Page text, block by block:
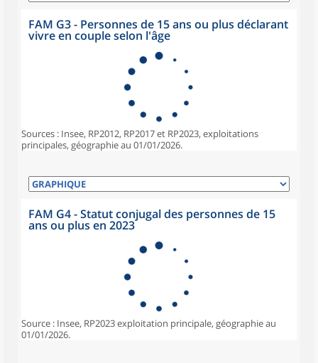
FAM G3 - Personnes de 15 ans ou plus déclarant
vivre en couple selon l'âge
Sources : Insee, RP2012, RP2017 et RP2023, exploitations
principales, géographie au 01/01/2026.
FAM G4 - Statut conjugal des personnes de 15
ans ou plus en 2023
Source : Insee, RP2023 exploitation principale, géographie au
01/01/2026.